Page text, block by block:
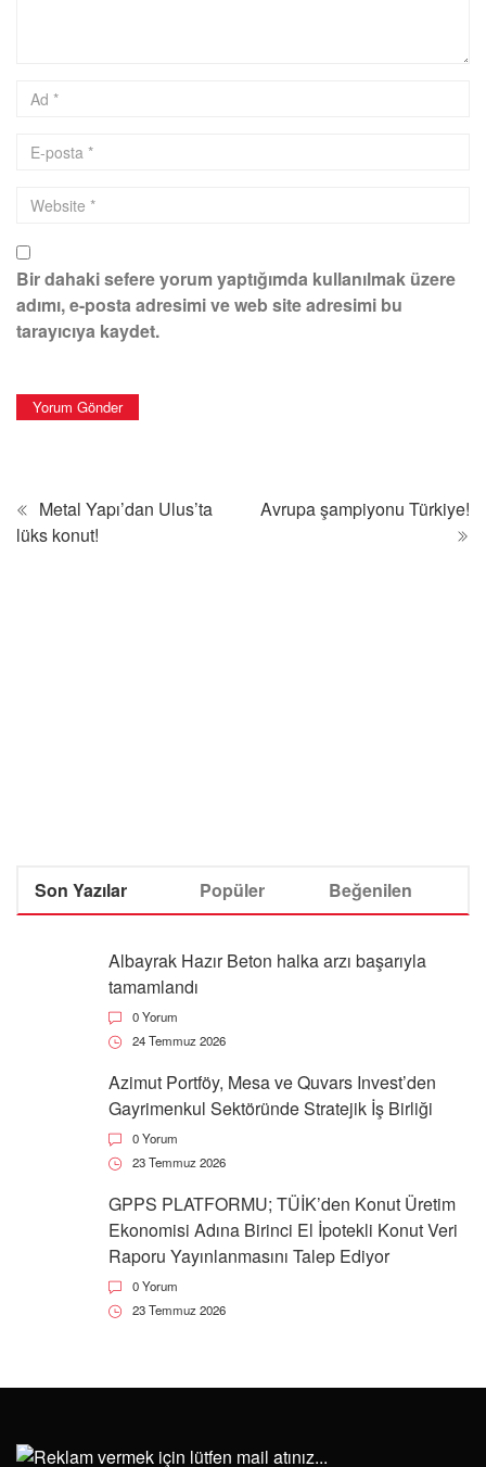
Bir dahaki sefere yorum yaptığımda kullanılmak üzere
adımı, e-posta adresimi ve web site adresimi bu
tarayıcıya kaydet.
Metal Yapı’dan Ulus’ta
lüks konut!
Avrupa şampiyonu Türkiye!
Son Yazılar Popüler Beğenilen
Albayrak Hazır Beton halka arzı başarıyla
tamamlandı
0 Yorum
24 Temmuz 2026
Azimut Portföy, Mesa ve Quvars Invest’den
Gayrimenkul Sektöründe Stratejik İş Birliği
0 Yorum
23 Temmuz 2026
GPPS PLATFORMU; TÜİK’den Konut Üretim
Ekonomisi Adına Birinci El İpotekli Konut Veri
Raporu Yayınlanmasını Talep Ediyor
0 Yorum
23 Temmuz 2026